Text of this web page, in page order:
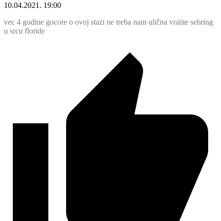
10.04.2021. 19:00
vec 4 godine gocore o ovoj stazi ne treba nam ulična vratite sebring
u srcu floride